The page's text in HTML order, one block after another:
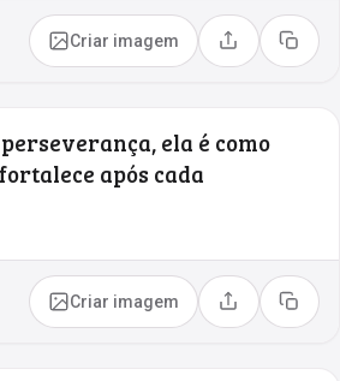
Criar imagem Compartilhar
Copiar
ela é como
após cada
Criar imagem Compartilhar
Copiar